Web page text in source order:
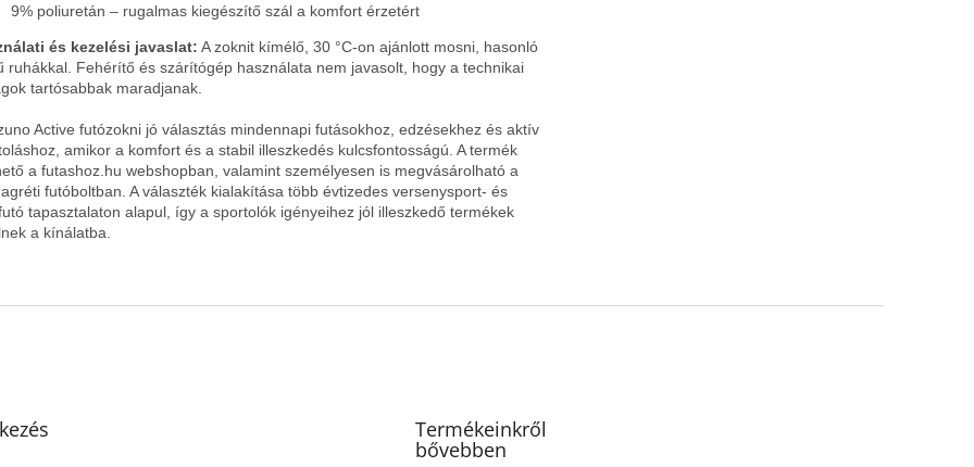
9% poliuretán – rugalmas kiegészítő szál a komfort érzetért
és kezelési javaslat: A zoknit kímélő, 30 °C-on ajánlott mosni, hasonló
ruhákkal. Fehérítő és szárítógép használata nem javasolt, hogy a technikai
tartósabbak maradjanak.
Active futózokni jó választás mindennapi futásokhoz, edzésekhez és aktív
amikor a komfort és a stabil illeszkedés kulcsfontosságú. A termék
a futashoz.hu webshopban, valamint személyesen is megvásárolható a
futóboltban. A választék kialakítása több évtizedes versenysport- és
tapasztalaton alapul, így a sportolók igényeihez jól illeszkedő termékek
a kínálatba.
Termékeinkről
bővebben